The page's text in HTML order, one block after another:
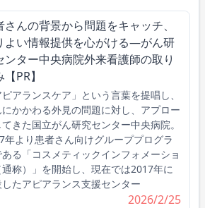
さんの背景から問題をキャッチ、
よい情報提供を心がける―がん研
ンター中央病院外来看護師の取り
PR】
ピアランスケア」という言葉を提唱し、
かかわる外見の問題に対し、アプロー
きた国立がん研究センター中央病院。
年より患者さん向けグループプログラ
ある「コスメティックインフォメーショ
通称）」を開始し、現在では2017年に
たアピアランス支援センター
2026/2/25